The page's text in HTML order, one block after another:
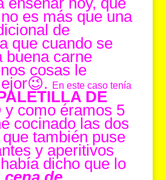
es más que una
de
que cuando se
buena carne
cosas le
En este caso tenía
DE
y como éramos 5
cocinado las dos
también puse
y aperitivos
dicho que lo